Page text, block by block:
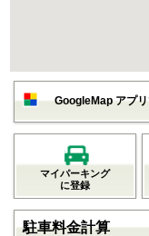
GoogleMap アプ
マイパーキング
に登録
駐車料金計算